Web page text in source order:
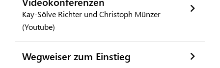
Kay-Sölve Richter und Christoph Münzer
(Youtube)
Wegweiser zum Einstieg